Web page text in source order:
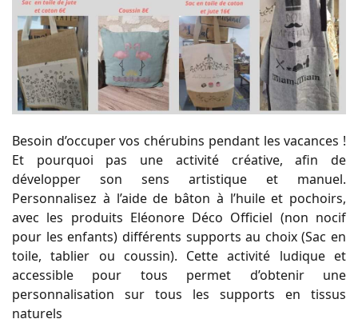
Besoin d’occuper vos chérubins pendant les vacances !
Et pourquoi pas une activité créative, afin de
développer son sens artistique et manuel.
Personnalisez à l’aide de bâton à l’huile et pochoirs,
avec les produits Eléonore Déco Officiel (non nocif
pour les enfants) différents supports au choix (Sac en
toile, tablier ou coussin). Cette activité ludique et
accessible pour tous permet d’obtenir une
personnalisation sur tous les supports en tissus
naturels